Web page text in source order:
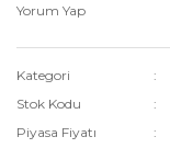
Yorum Yap
Kategori
Stok Kodu
Piyasa Fiyatı